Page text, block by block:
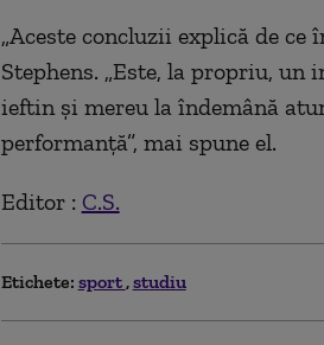
„Aceste concluzii explică de
Stephens. „Este, la propriu,
ieftin și mereu la îndemână
performanță”, mai spune el.
Editor : C.S.
Etichete: sport studiu